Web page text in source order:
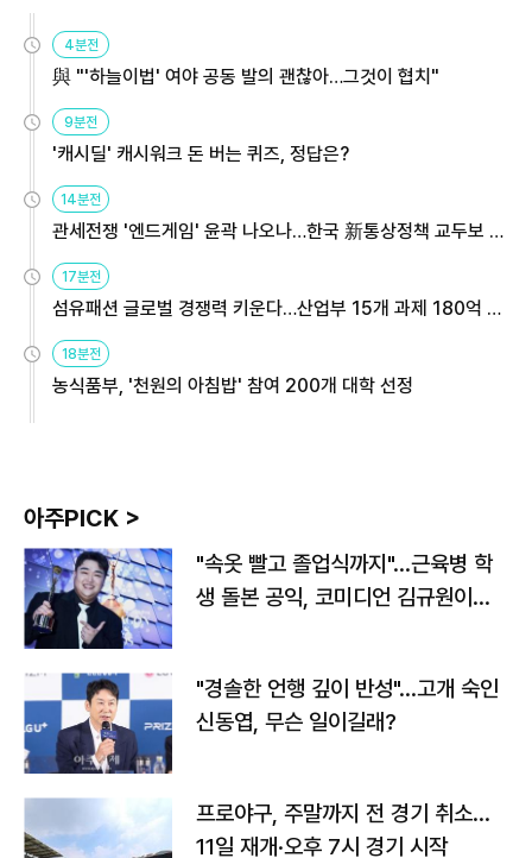
4분전
與 "'하늘이법' 여야 공동 발의 괜찮아…그것이 협치"
9분전
'캐시딜' 캐시워크 돈 버는 퀴즈, 정답은?
14분전
관세전쟁 '엔드게임' 윤곽 나오나…한국 新통상정책 교두보 활
용해야
17분전
섬유패션 글로벌 경쟁력 키운다…산업부 15개 과제 180억 지
원
18분전
농식품부, '천원의 아침밥' 참여 200개 대학 선정
아주PICK >
"속옷 빨고 졸업식까지"…근육병 학
생 돌본 공익, 코미디언 김규원이었
"경솔한 언행 깊이 반성"…고개 숙인
신동엽, 무슨 일이길래?
프로야구, 주말까지 전 경기 취소…
11일 재개·오후 7시 경기 시작